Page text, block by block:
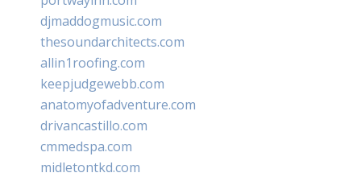
djmaddogmusic.com
thesoundarchitects.com
allin1roofing.com
keepjudgewebb.com
anatomyofadventure.com
drivancastillo.com
cmmedspa.com
midletontkd.com